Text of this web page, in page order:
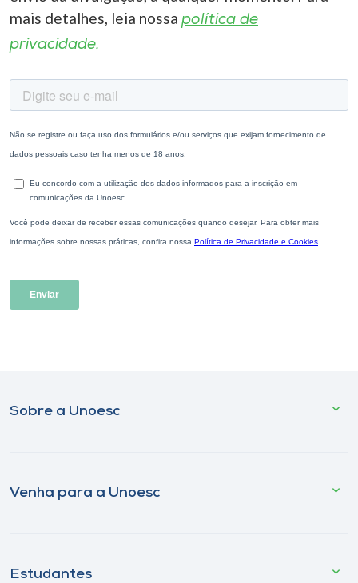
mais detalhes, leia nossa política de
privacidade.
Sobre a Unoesc
Venha para a Unoesc
Estudantes